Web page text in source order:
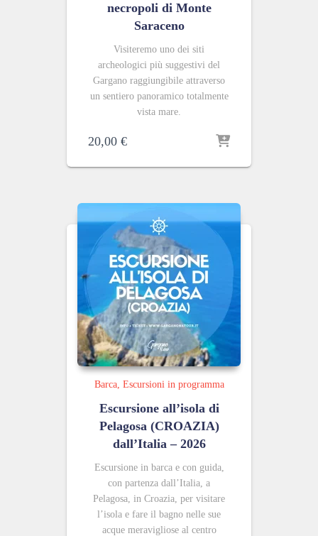
necropoli di Monte
Saraceno
Visiteremo uno dei siti
archeologici più suggestivi del
Gargano raggiungibile attraverso
un sentiero panoramico totalmente
vista mare.
20,00 €
Barca Escursioni in programma
Escursione all’isola di
Pelagosa (CROAZIA)
dall’Italia – 2026
Escursione in barca e con guida,
con partenza dall’Italia, a
Pelagosa, in Croazia, per visitare
l’isola e fare il bagno nelle sue
acque meravigliose al centro